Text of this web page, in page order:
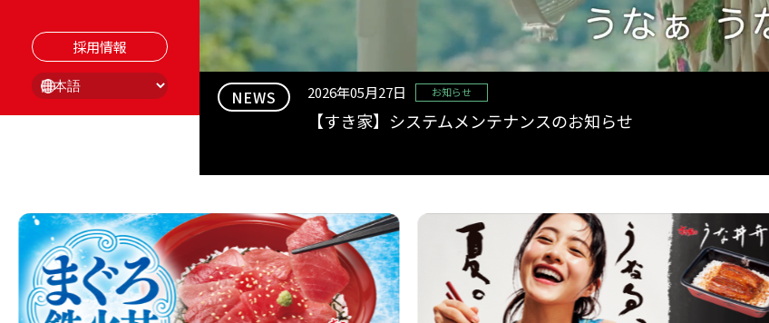
採用情報
NEWS
2026年06月09日
裾野二ツ屋店 オープン日の訂正とお詫び
2026年05月27日
【すき家】システムメンテナンスのお知らせ
2026年05月15日
2026年04月27日
【すきすきセット】次回のおもちゃは「きかんしゃトーマス プ
ルバックトレイン」